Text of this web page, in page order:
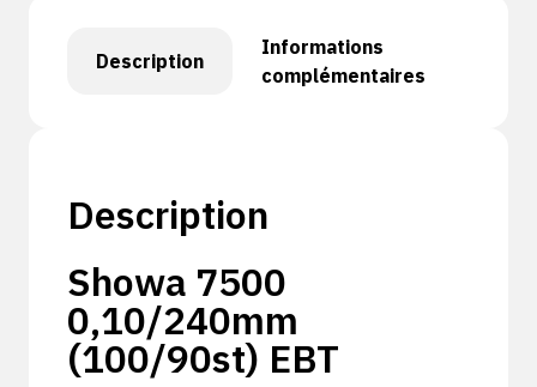
Description
Informations
complémentaires
Description
Showa 7500
0,10/240mm
(100/90st) EBT